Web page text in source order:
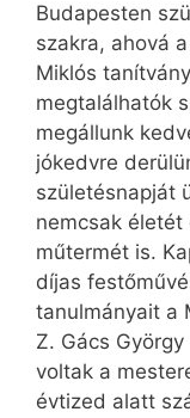
Budapesten
szakra, ahová
Miklós
megtalálhatók
megállunk
jókedvre
születésnapját
nemcsak
műtermét is.
díjas
tanulmányait a
Z. Gács
voltak a
évtized alatt